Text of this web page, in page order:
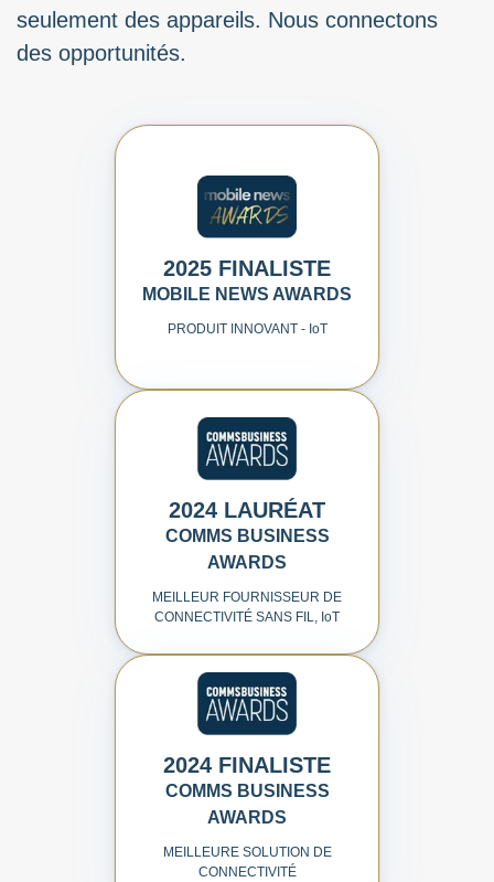
seulement des appareils. Nous connectons
des opportunités.
2025 FINALISTE
MOBILE NEWS AWARDS
PRODUIT INNOVANT - IoT
2024 LAURÉAT
COMMS BUSINESS
AWARDS
MEILLEUR FOURNISSEUR DE
CONNECTIVITÉ SANS FIL, IoT
2024 FINALISTE
COMMS BUSINESS
AWARDS
MEILLEURE SOLUTION DE
CONNECTIVITÉ